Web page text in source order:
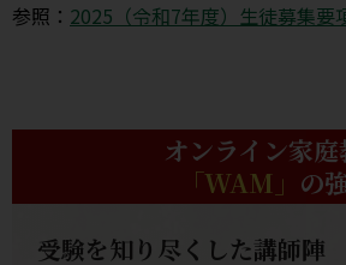
参照： 2025（令和7年度）生徒募集要
オンライン家
「WAM」 の
受験を知り尽くした講師陣